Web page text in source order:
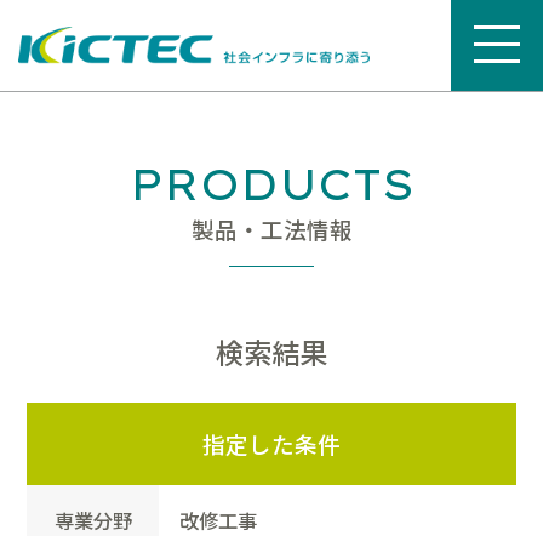
PRODUCTS
製品・工法情報
検索結果
指定した条件
専業分野 改修工事